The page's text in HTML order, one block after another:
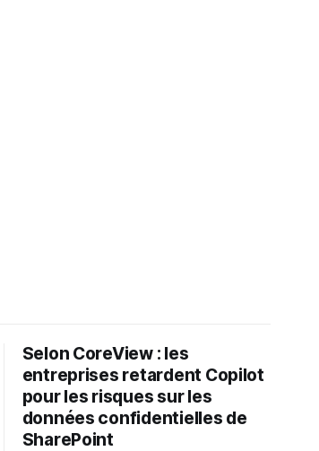
Selon CoreView : les
entreprises retardent Copilot
pour les risques sur les
données confidentielles de
SharePoint